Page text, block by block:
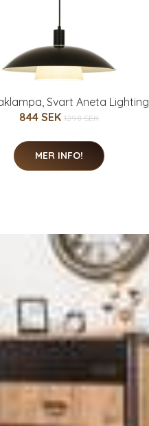
Svart Aneta Lighting
844 SEK 1298 SEK
MER INFO!